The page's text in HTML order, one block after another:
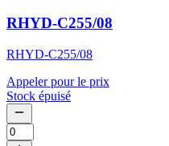
RHYD-C255/08
RHYD-C255/08
Appeler pour le prix
Stock épuisé